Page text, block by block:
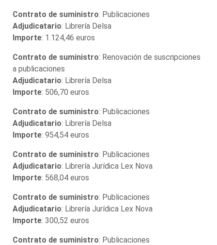
Contrato de suministro: Publicaciones
Adjudicatario: Librería Delsa
Importe: 1.124,46 euros
Contrato de suministro: Renovación de suscripciones
a publicaciones
Adjudicatario: Librería Delsa
Importe: 506,70 euros
Contrato de suministro: Publicaciones
Adjudicatario: Librería Delsa
Importe: 954,54 euros
Contrato de suministro: Publicaciones
Adjudicatario: Librería Jurídica Lex Nova
Importe: 568,04 euros
Contrato de suministro: Publicaciones
Adjudicatario: Librería Jurídica Lex Nova
Importe: 300,52 euros
Contrato de suministro: Publicaciones